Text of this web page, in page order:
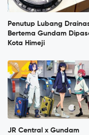
Penutup Lubang
Bertema Gundam
Kota Himeji
JR Central x Gundam